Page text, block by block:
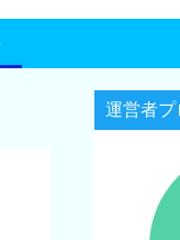
運営者プ